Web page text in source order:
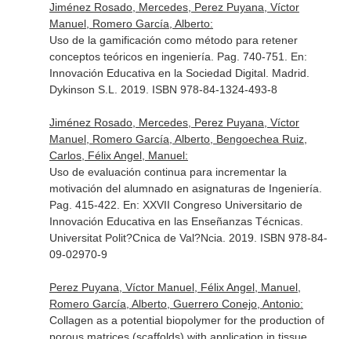
Jiménez Rosado, Mercedes, Perez Puyana, Víctor
Manuel, Romero García, Alberto:
Uso de la gamificación como método para retener
conceptos teóricos en ingeniería. Pag. 740-751. En:
Innovación Educativa en la Sociedad Digital. Madrid.
Dykinson S.L. 2019. ISBN 978-84-1324-493-8
Jiménez Rosado, Mercedes, Perez Puyana, Víctor
Manuel, Romero García, Alberto, Bengoechea Ruiz,
Carlos, Félix Angel, Manuel:
Uso de evaluación continua para incrementar la
motivación del alumnado en asignaturas de Ingeniería.
Pag. 415-422. En: XXVII Congreso Universitario de
Innovación Educativa en las Enseñanzas Técnicas.
Universitat Polit?Cnica de Val?Ncia. 2019. ISBN 978-84-
09-02970-9
Perez Puyana, Víctor Manuel, Félix Angel, Manuel,
Romero García, Alberto, Guerrero Conejo, Antonio:
Collagen as a potential biopolymer for the production of